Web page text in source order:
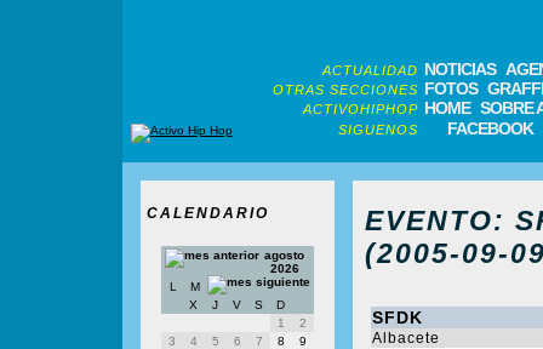
ACTUALIDAD NOTICIAS
OTRAS SECCIONES FOTOS
ACTIVOHIPHOP HOME SOBRE
SIGUENOS FACEBOOK
CALENDARIO
agosto
2026
L
M
X
J V S
D
1
2
3
4 5 6 7 8
9
EVENTO:
(2005-09-
SFDK
Albacete